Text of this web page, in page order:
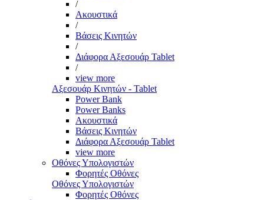
/
Ακουστικά
/
Βάσεις Κινητών
/
Διάφορα Αξεσουάρ Tablet
/
view more
Αξεσουάρ Κινητών - Tablet
Power Bank
Power Banks
Ακουστικά
Βάσεις Κινητών
Διάφορα Αξεσουάρ Tablet
view more
Οθόνες Υπολογιστών
Φορητές Οθόνες
Οθόνες Υπολογιστών
Φορητές Οθόνες